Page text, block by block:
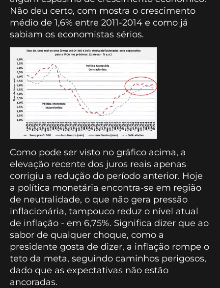
Não deu certo, com mostra o crescimento
médio de 1,6% entre 2011-2014 e como já
sabiam os economistas sérios.
Como pode ser visto no gráfico acima, a
elevação recente dos juros reais apenas
corrigiu a redução do período anterior. Hoje
a política monetária encontra-se em região
de neutralidade, o que não gera pressão
inflacionária, tampouco reduz o nível atual
de inflação - em 6,75%. Significa dizer que ao
sabor de qualquer choque, como a
presidente gosta de dizer, a inflação rompe o
teto da meta, seguindo caminhos perigosos,
dado que as expectativas não estão
ancoradas.